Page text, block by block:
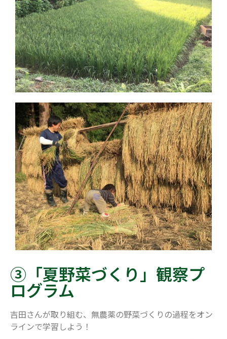
③「夏野菜づくり」観察プ
ログラム
吉田さんが取り組む、無農薬の野菜づくりの過程をオン
ラインで学習しよう！